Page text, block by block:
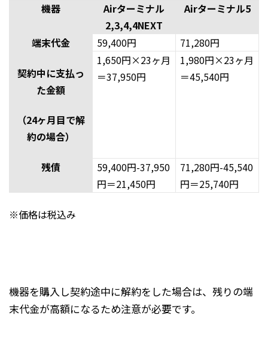
機器
Airターミナル
2,3,4,4NEXT
Airターミナル5
端末代金 59,400円 71,280円
契約中に支払っ
た金額
（24ヶ月目で解
約の場合）
1,650円×23ヶ月
＝37,950円
1,980円×23ヶ月
＝45,540円
残債
59,400円-37,950
円＝21,450円
71,280円-45,540
円＝25,740円
※価格は税込み
機器を購入し契約途中に解約をした場合は、残りの端
末代金が高額になるため注意が必要です。